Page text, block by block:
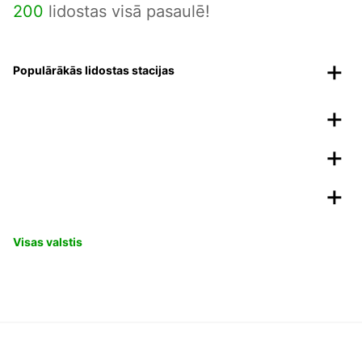
200 lidostas visā pasaulē!
Populārākās lidostas stacijas
Visas valstis